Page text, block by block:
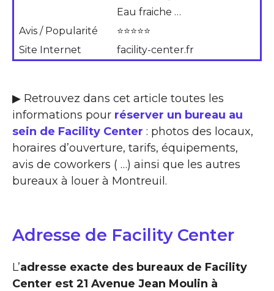
Eau fraiche …
Avis / Popularité
⭐⭐⭐⭐⭐
Site Internet
facility-center.fr
▶ Retrouvez dans cet article toutes les
informations pour réserver un bureau au
sein de Facility Center : photos des locaux,
horaires d’ouverture, tarifs, équipements,
avis de coworkers ( …) ainsi que les autres
bureaux à louer à Montreuil.
Adresse de Facility Center
L’adresse exacte des bureaux de Facility
Center est 21 Avenue Jean Moulin à